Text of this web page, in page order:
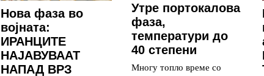
Нова фаза во
војната:
ИРАНЦИТЕ
НАЈАВУВААТ
НАПАД ВРЗ
Утре портокалова
фаза,
температури до
40 степени
Многу топло време со